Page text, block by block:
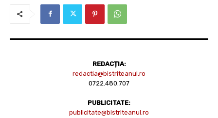
REDACȚIA:
redactia@bistriteanul.ro
0722.480.707
PUBLICITATE:
publicitate@bistriteanul.ro